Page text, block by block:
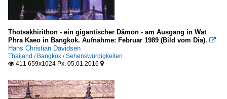
Thotsakhirithon - ein gigantischer Dämon - am Ausgang in Wat
Phra Kaeo in Bangkok. Aufnahme: Februar 1989 (Bild vom Dia). 
Hans Christian Davidsen
Thailand / Bangkok / Sehenswürdigkeiten
 411 659x1024 Px, 05.01.2016 